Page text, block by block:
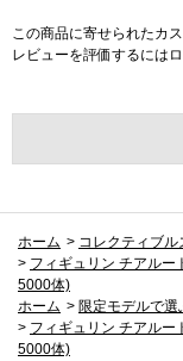
この商品に寄せられたカ
レビューを評価するには
ホーム > コレクティブル
> フィギュリン チアルー
5000体)
ホーム > 限定モデルで選
> フィギュリン チアルー
5000体)